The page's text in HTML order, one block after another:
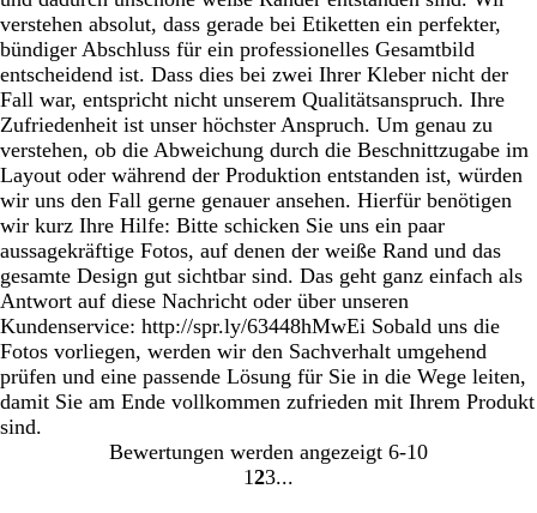
verstehen absolut, dass gerade bei Etiketten ein perfekter,
bündiger Abschluss für ein professionelles Gesamtbild
entscheidend ist. Dass dies bei zwei Ihrer Kleber nicht der
Fall war, entspricht nicht unserem Qualitätsanspruch. Ihre
Zufriedenheit ist unser höchster Anspruch. Um genau zu
verstehen, ob die Abweichung durch die Beschnittzugabe im
Layout oder während der Produktion entstanden ist, würden
wir uns den Fall gerne genauer ansehen. Hierfür benötigen
wir kurz Ihre Hilfe: Bitte schicken Sie uns ein paar
aussagekräftige Fotos, auf denen der weiße Rand und das
gesamte Design gut sichtbar sind. Das geht ganz einfach als
Antwort auf diese Nachricht oder über unseren
Kundenservice: http://spr.ly/63448hMwEi Sobald uns die
Fotos vorliegen, werden wir den Sachverhalt umgehend
prüfen und eine passende Lösung für Sie in die Wege leiten,
damit Sie am Ende vollkommen zufrieden mit Ihrem Produkt
sind.
Bewertungen werden angezeigt 6-10
Gehe
1 Gehe
2Gehe
3